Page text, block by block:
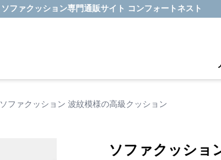
ソファクッション専門通販サイト コンフォートネスト
ソファクッション 波紋模様の高級クッション
ソファクッショ